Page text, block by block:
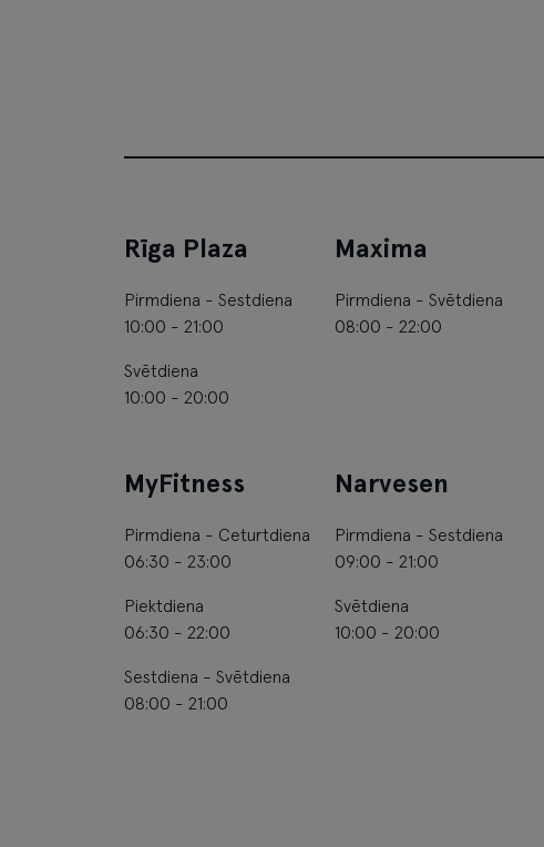
Rīga Plaza
Pirmdiena - Sestdiena
10:00 - 21:00
Svētdiena
10:00 - 20:00
Maxima
Pirmdiena - Svētdiena
08:00 - 22:00
MyFitness
Pirmdiena - Ceturtdiena
06:30 - 23:00
Piektdiena
06:30 - 22:00
Sestdiena - Svētdiena
08:00 - 21:00
Narvesen
Pirmdiena - Sestdiena
09:00 - 21:00
Svētdiena
10:00 - 20:00